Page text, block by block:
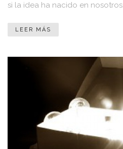
si la idea ha nacido en nosotros.
LEER MÁS